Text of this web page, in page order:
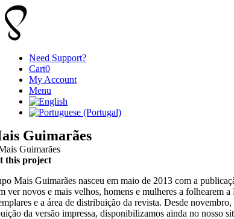
Skip
to
content
Need Support?
Cart0
My Account
Menu
Guimarães
this project
Mais Guimarães nasceu em maio de 2013 com a
ver novos e mais velhos, homens e mulheres a folhearem
e a área de distribuição da revista. Desde
da versão impressa, disponibilizamos ainda no nosso